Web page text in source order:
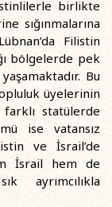
birlikte
sığınmalarına
Filistin
bölgelerde pek
Bu
üyelerinin
farklı statülerde
ise vatansız
ve İsrail’de
İsrail hem de
ayrımcılıkla